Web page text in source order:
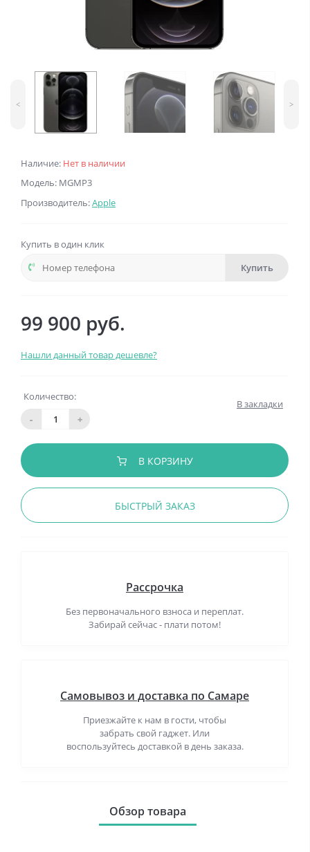
Наличие: Нет в наличии
Модель: MGMP3
Производитель:Apple
< >
Купить в один клик
Купить
99 900 руб.
Нашли данный товар дешевле?
Количество:
-
+
В закладки
В КОРЗИНУ
БЫСТРЫЙ ЗАКАЗ
Рассрочка
Без первоначального взноса и переплат.
Забирай сейчас - плати потом!
Самовывоз и доставка по Самаре
Приезжайте к нам в гости, чтобы
забрать свой гаджет. Или
воспользуйтесь доставкой в день заказа.
Обзор товара